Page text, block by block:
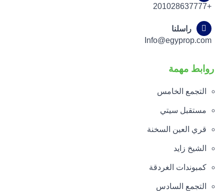
+201028637777
راسلنا
Info@egyprop.com
روابط مهمة
التجمع الخامس
مستقبل سيتي
قري العين السخنة
الشيخ زايد
كمبوندات الغردقة
التجمع السادس